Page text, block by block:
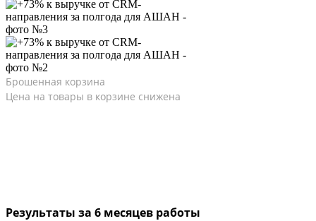
Брошенная корзина
Цена на товары в корзине снижена
Результаты за 6 месяцев работы